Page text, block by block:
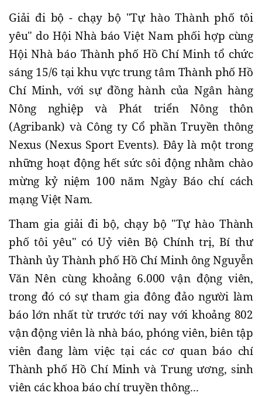
Giải đi bộ - chạy bộ "Tự hào Thành phố tôi
yêu" do Hội Nhà báo Việt Nam phối hợp cùng
Hội Nhà báo Thành phố Hồ Chí Minh tổ chức
sáng 15/6 tại khu vực trung tâm Thành phố Hồ
Chí Minh, với sự đồng hành của Ngân hàng
Nông nghiệp và Phát triển Nông thôn
(Agribank) và Công ty Cổ phần Truyền thông
Nexus (Nexus Sport Events). Đây là một trong
những hoạt động hết sức sôi động nhằm chào
mừng kỷ niệm 100 năm Ngày Báo chí cách
mạng Việt Nam.
Tham gia giải đi bộ, chạy bộ "Tự hào Thành
phố tôi yêu" có Uỷ viên Bộ Chính trị, Bí thư
Thành ủy Thành phố Hồ Chí Minh ông Nguyễn
Văn Nên cùng khoảng 6.000 vận động viên,
trong đó có sự tham gia đông đảo người làm
báo lớn nhất từ trước tới nay với khoảng 802
vận động viên là nhà báo, phóng viên, biên tập
viên đang làm việc tại các cơ quan báo chí
Thành phố Hồ Chí Minh và Trung ương, sinh
viên các khoa báo chí truyền thông...